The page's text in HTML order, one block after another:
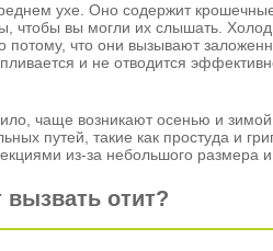
ухе. Оно содержит
чтобы вы могли их слышать.
потому, что они вызывают
и не отводится
чаще возникают осенью и
путей, такие как простуда и
из-за небольшого размера
отит?